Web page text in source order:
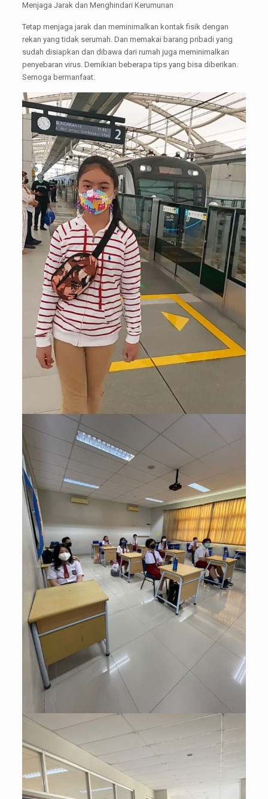
Menjaga Jarak dan Menghindari Kerumunan
Tetap menjaga jarak dan meminimalkan kontak fisik dengan
rekan yang tidak serumah. Dan memakai barang pribadi yang
sudah disiapkan dan dibawa dari rumah juga meminimalkan
penyebaran virus. Demikian beberapa tips yang bisa diberikan.
Semoga bermanfaat.